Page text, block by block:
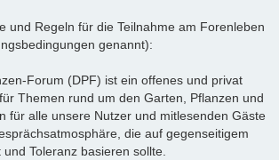
und Regeln für die Teilnahme am Forenleben
genannt):
Forum (DPF) ist ein offenes und privat
Themen rund um den Garten, Pflanzen und
für alle unsere Nutzer und mitlesenden Gäste
die auf gegenseitigem
Toleranz basieren sollte.